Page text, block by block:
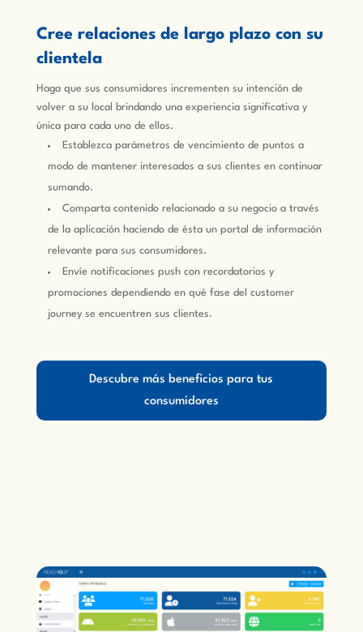
Cree relaciones de largo plazo con su
clientela
Haga que sus consumidores incrementen su intención de
volver a su local brindando una experiencia significativa y
única para cada uno de ellos.
Establezca parámetros de vencimiento de puntos a
modo de mantener interesados a sus clientes en continuar
sumando.
Comparta contenido relacionado a su negocio a través
de la aplicación haciendo de ésta un portal de información
relevante para sus consumidores.
Envíe notificaciones push con recordatorios y
promociones dependiendo en qué fase del customer
journey se encuentren sus clientes.
Descubre más beneficios para tus
consumidores